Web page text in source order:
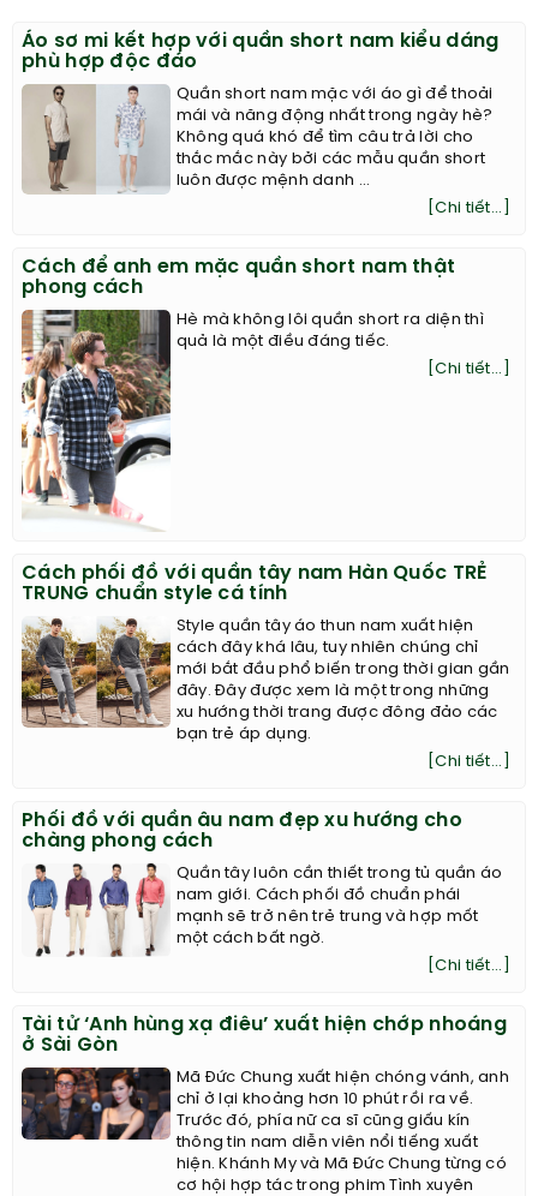
Áo sơ mi kết hợp với quần short nam kiểu dáng
phù hợp độc đáo
Quần short nam mặc với áo gì để thoải
mái và năng động nhất trong ngày hè?
Không quá khó để tìm câu trả lời cho
thắc mắc này bởi các mẫu quần short
luôn được mệnh danh ...
[Chi tiết...]
Cách để anh em mặc quần short nam thật
phong cách
Hè mà không lôi quần short ra diện thì
quả là một điều đáng tiếc.
[Chi tiết...]
Cách phối đồ với quần tây nam Hàn Quốc TRẺ
TRUNG chuẩn style cá tính
Style quần tây áo thun nam xuất hiện
cách đây khá lâu, tuy nhiên chúng chỉ
mới bắt đầu phổ biến trong thời gian gần
đây. Đây được xem là một trong những
xu hướng thời trang được đông đảo các
bạn trẻ áp dụng.
[Chi tiết...]
Phối đồ với quần âu nam đẹp xu hướng cho
chàng phong cách
Quần tây luôn cần thiết trong tủ quần áo
nam giới. Cách phối đồ chuẩn phái
mạnh sẽ trở nên trẻ trung và hợp mốt
một cách bất ngờ.
[Chi tiết...]
Tài tử ‘Anh hùng xạ điêu’ xuất hiện chớp nhoáng
ở Sài Gòn
Mã Đức Chung xuất hiện chóng vánh, anh
chỉ ở lại khoảng hơn 10 phút rồi ra về.
Trước đó, phía nữ ca sĩ cũng giấu kín
thông tin nam diễn viên nổi tiếng xuất
hiện. Khánh My và Mã Đức Chung từng có
cơ hội hợp tác trong phim Tình xuyên